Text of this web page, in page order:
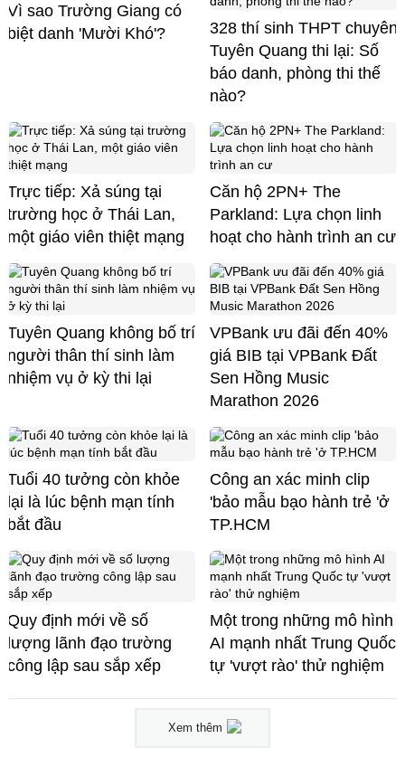
Vì sao Trường Giang có
biệt danh 'Mười Khó'?
328 thí sinh THPT chuyên
Tuyên Quang thi lại: Số
báo danh, phòng thi thế
nào?
Trực tiếp: Xả súng tại
trường học ở Thái Lan,
một giáo viên thiệt mạng
Căn hộ 2PN+ The
Parkland: Lựa chọn linh
hoạt cho hành trình an cư
Tuyên Quang không bố trí
người thân thí sinh làm
nhiệm vụ ở kỳ thi lại
VPBank ưu đãi đến 40%
giá BIB tại VPBank Đất
Sen Hồng Music
Marathon 2026
Tuổi 40 tưởng còn khỏe
lại là lúc bệnh mạn tính
bắt đầu
Công an xác minh clip
'bảo mẫu bạo hành trẻ 'ở
TP.HCM
Quy định mới về số
lượng lãnh đạo trường
công lập sau sắp xếp
Một trong những mô hình
AI mạnh nhất Trung Quốc
tự 'vượt rào' thử nghiệm
Xem thêm